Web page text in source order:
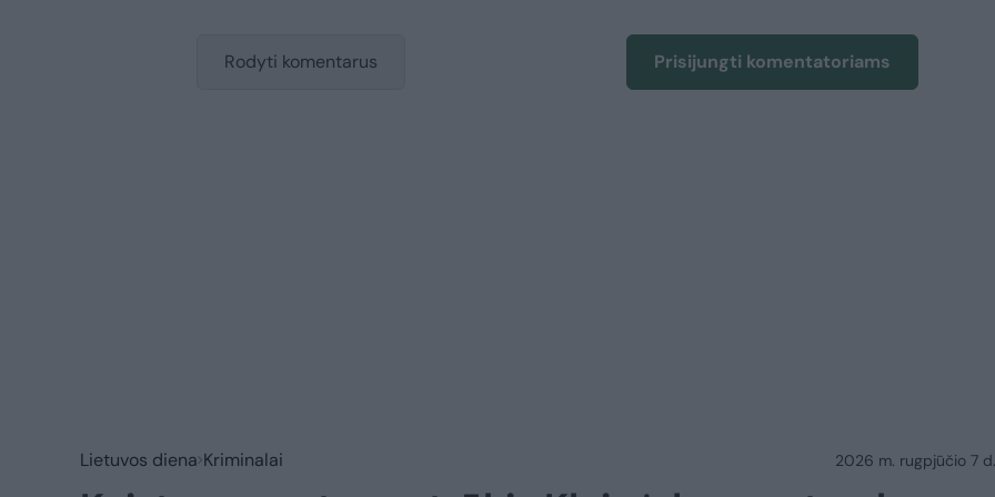
Rodyti komentarus Prisijungti komentatoriams
Lietuvos diena Kriminalai 2026 m. rugpjūčio 7